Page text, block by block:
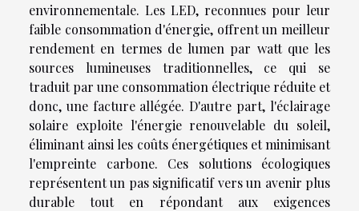
environnementale. Les LED, reconnues pour leur
faible consommation d'énergie, offrent un meilleur
rendement en termes de lumen par watt que les
sources lumineuses traditionnelles, ce qui se
traduit par une consommation électrique réduite et
donc, une facture allégée. D'autre part, l'éclairage
solaire exploite l'énergie renouvelable du soleil,
éliminant ainsi les coûts énergétiques et minimisant
l'empreinte carbone. Ces solutions écologiques
représentent un pas significatif vers un avenir plus
durable tout en répondant aux exigences